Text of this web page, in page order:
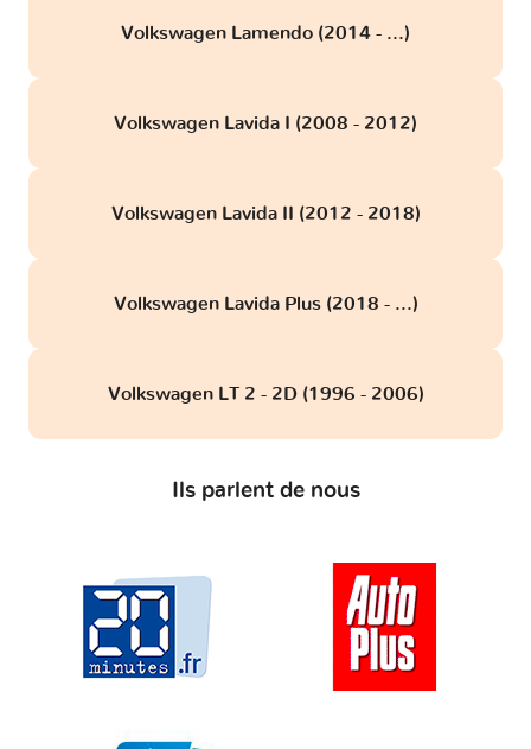
Volkswagen Lamendo (2014 - ...)
Volkswagen Lavida I (2008 - 2012)
Volkswagen Lavida II (2012 - 2018)
Volkswagen Lavida Plus (2018 - ...)
Volkswagen LT 2 - 2D (1996 - 2006)
Ils parlent de nous